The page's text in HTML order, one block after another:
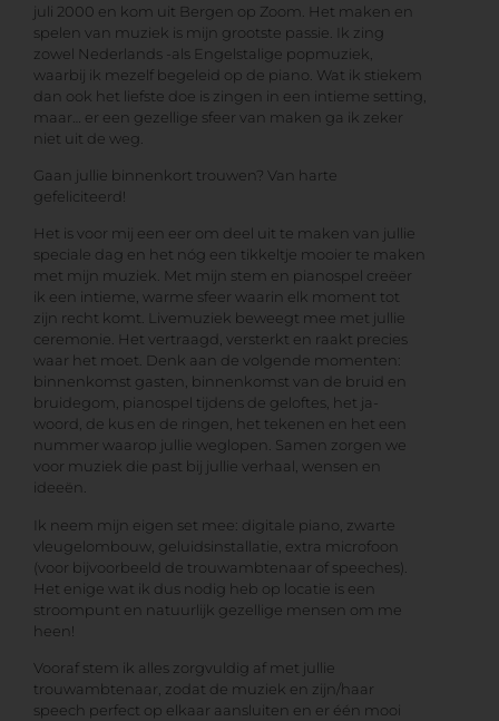
juli 2000 en kom uit Bergen op Zoom. Het maken en
spelen van muziek is mijn grootste passie. Ik zing
zowel Nederlands -als Engelstalige popmuziek,
waarbij ik mezelf begeleid op de piano. Wat ik stiekem
dan ook het liefste doe is zingen in een intieme setting,
maar… er een gezellige sfeer van maken ga ik zeker
niet uit de weg.
Gaan jullie binnenkort trouwen? Van harte
gefeliciteerd!
Het is voor mij een eer om deel uit te maken van jullie
speciale dag en het nóg een tikkeltje mooier te maken
met mijn muziek. Met mijn stem en pianospel creëer
ik een intieme, warme sfeer waarin elk moment tot
zijn recht komt. Livemuziek beweegt mee met jullie
ceremonie. Het vertraagd, versterkt en raakt precies
waar het moet. Denk aan de volgende momenten:
binnenkomst gasten, binnenkomst van de bruid en
bruidegom, pianospel tijdens de geloftes, het ja-
woord, de kus en de ringen, het tekenen en het een
nummer waarop jullie weglopen. Samen zorgen we
voor muziek die past bij jullie verhaal, wensen en
ideeën.
Ik neem mijn eigen set mee: digitale piano, zwarte
vleugelombouw, geluidsinstallatie, extra microfoon
(voor bijvoorbeeld de trouwambtenaar of speeches).
Het enige wat ik dus nodig heb op locatie is een
stroompunt en natuurlijk gezellige mensen om me
heen!
Vooraf stem ik alles zorgvuldig af met jullie
trouwambtenaar, zodat de muziek en zijn/haar
speech perfect op elkaar aansluiten en er één mooi